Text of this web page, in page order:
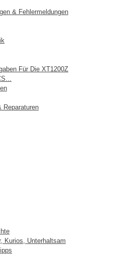
& Fehlermeldungen
Für Die XT1200Z
Unterhaltsam